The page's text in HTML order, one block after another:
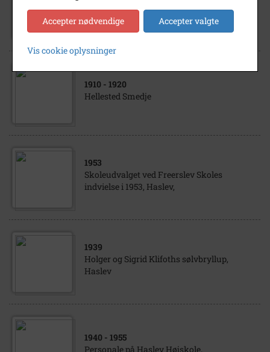
Maskinfabrikant H. F. Nielsen. Personarkiv
1910 - 1920
Hellested Smedje
1953
Skoleudvalget ved Freerslev Skoles
indvielse i 1953, Haslev,
1939
Holger og Sigrid Klifoths sølvbryllup,
Haslev
1940 - 1955
Personale på Haslev Højskole.
Accepter nødvendige Accepter valgte
Vis cookie oplysninger